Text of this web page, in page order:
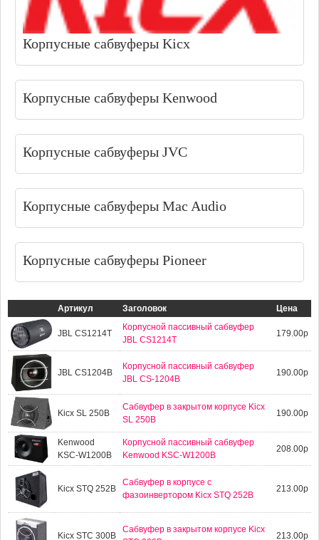
Корпусные сабвуферы Kicx
Корпусные сабвуферы Kenwood
Корпусные сабвуферы JVC
Корпусные сабвуферы Mac Audio
Корпусные сабвуферы Pioneer
Артикул Заголовок Цена
JBL CS1214T
Корпусной пассивный сабвуфер
JBL CS1214T
179.00р
JBL CS1204B
Корпусной пассивный сабвуфер
JBL CS-1204B
190.00р
Kicx SL 250B
Сабвуфер в закрытом корпусе Kicx
SL 250B
190.00р
Kenwood
KSC-W1200B
Корпусной пассивный сабвуфер
Kenwood KSC-W1200B
208.00р
Kicx STQ 252B
Сабвуфер в корпусе с
фазоинвертoром Kicx STQ 252B
213.00р
Kicx STC 300B
Сабвуфер в закрытом корпусе Kicx
213.00р